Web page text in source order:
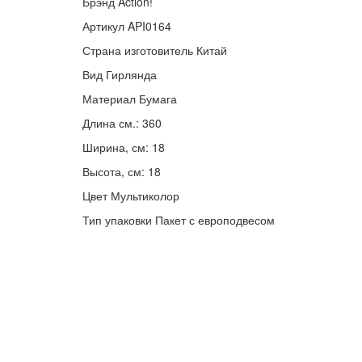
Артикул API0164
Страна изготовитель Китай
Вид Гирлянда
Материал Бумага
Длина см.: 360
Ширина, см: 18
Высота, см: 18
Цвет Мультиколор
Тип упаковки Пакет с европодвесом